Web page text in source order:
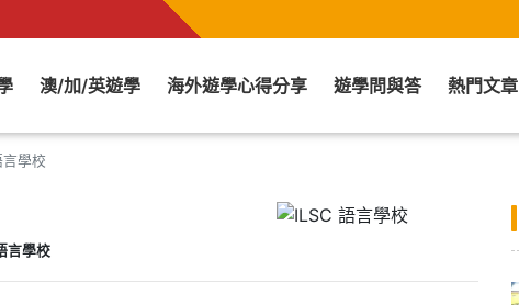
澳/加/英遊學 海外遊學心得分享 遊學問與答 熱門文章
言學校
言學校